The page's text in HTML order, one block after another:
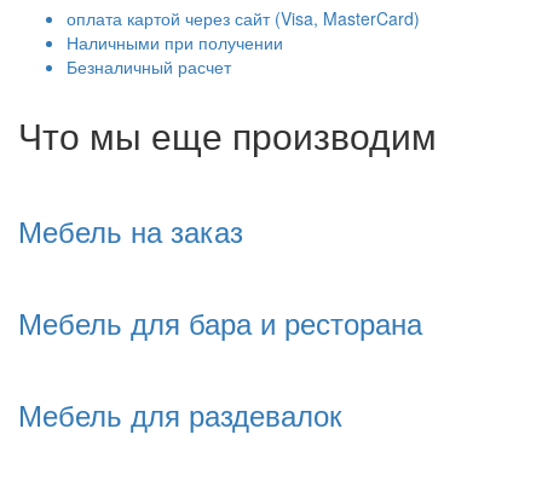
оплата картой через сайт (Visa, MasterCard)
Наличными при получении
Безналичный расчет
Что мы еще производим
Мебель на заказ
Мебель для бара и ресторана
Мебель для раздевалок